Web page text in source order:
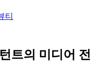
티
트의 미디어 전